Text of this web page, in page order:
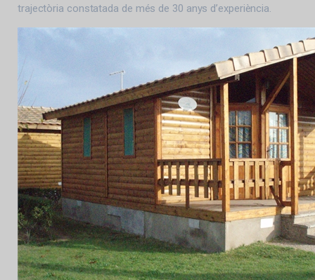
trajectòria constatada de més de 30 anys d’experiència.